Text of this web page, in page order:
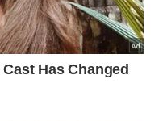
não bloquear
materiais inflamáveis,
O ideal é
para exaustores,